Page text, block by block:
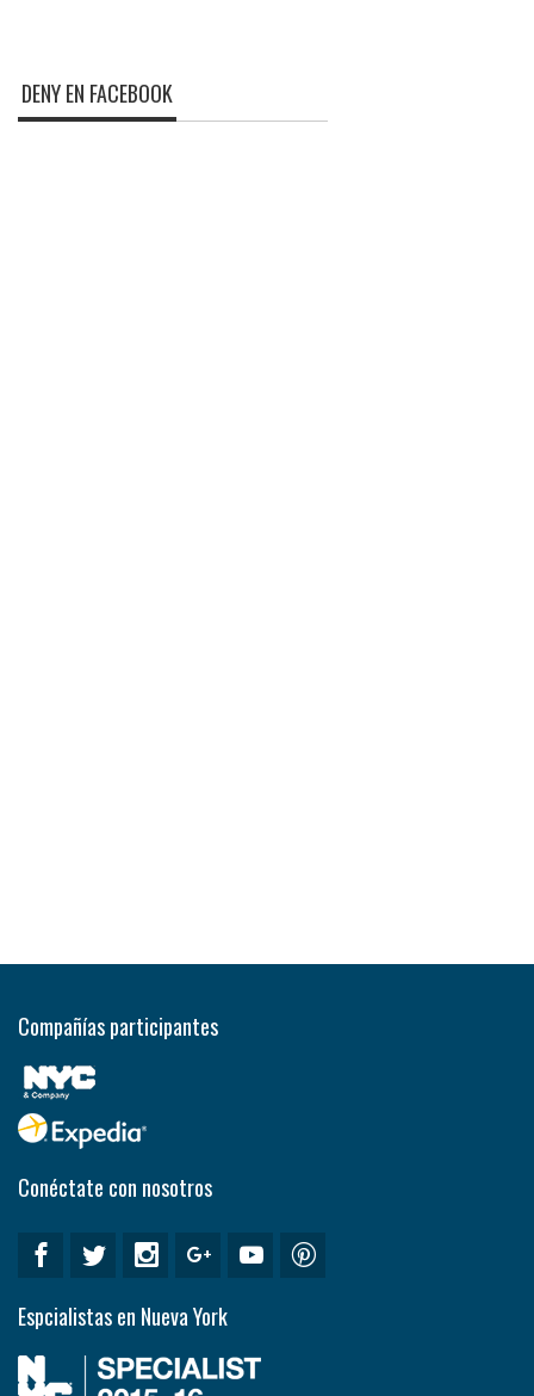
DENY EN FACEBOOK
Compañías participantes
Conéctate con nosotros
Espcialistas en Nueva York